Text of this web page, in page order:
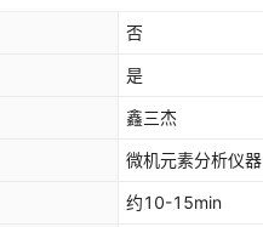
否
是
鑫三杰
微机元素分析仪器
约10-15min